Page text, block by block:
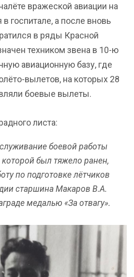
вражеской авиации на
госпитале, а после вновь
в ряды Красной
техником звена в 10-ю
авиационную базу, где
вылетов, на которых 28
боевые вылеты.
листа:
боевой работы
был тяжело ранен,
по подготовке лётчиков
старшина Макаров В.А.
медалью «За отвагу».